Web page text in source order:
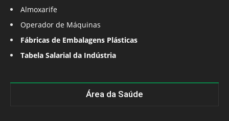
Almoxarife
Operador de Máquinas
Fábricas de Embalagens Plásticas
Tabela Salarial da Indústria
Área da Saúde